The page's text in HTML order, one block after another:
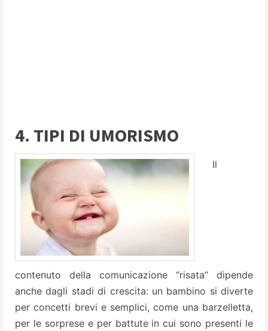
4. TIPI DI UMORISMO
Il
contenuto della comunicazione “risata” dipende
anche dagli stadi di crescita: un bambino si diverte
per concetti brevi e semplici, come una barzelletta,
per le sorprese e per battute in cui sono presenti le